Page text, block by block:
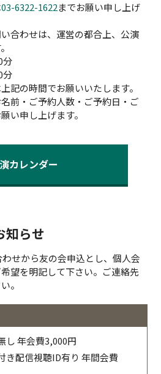
03-6322-1622までお願い申し上げ
合わせは、運営の都合上、公演
分
分
記の時間でお願いいたします。
前・ご予約人数・ご予約日・ご
い申し上げます。
カレンダー
知らせ
せから友の会申込とし、個人会
望を明記して下さい。ご連絡先
。
し 年会費3,000円
き配信視聴ID有り 年間会費